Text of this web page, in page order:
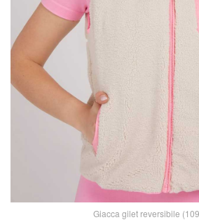
Giacca gilet reversibile